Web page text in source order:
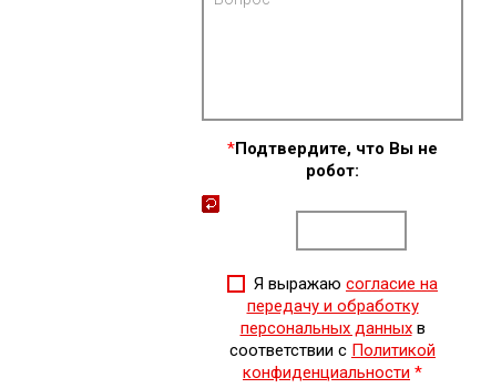
*Подтвердите, что Вы не
робот:
Я выражаю согласие на
передачу и обработку
персональных данныхв
соответствии с Политикой
конфиденциальности *